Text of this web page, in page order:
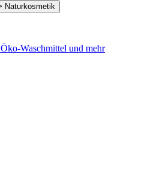
Öko-Waschmittel und mehr